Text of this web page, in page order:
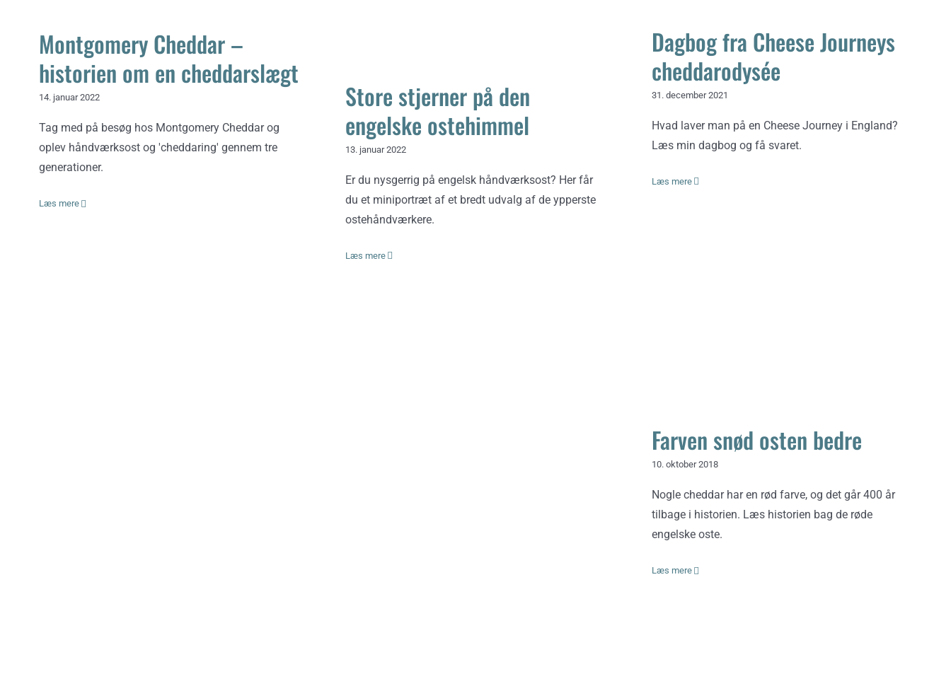
Montgomery Cheddar –
historien om en cheddarslægt
14. januar 2022
Tag med på besøg hos Montgomery Cheddar og
oplev håndværksost og 'cheddaring' gennem tre
generationer.
Læs mere
Store stjerner på den
engelske ostehimmel
13. januar 2022
Er du nysgerrig på engelsk håndværksost? Her får
du et miniportræt af et bredt udvalg af de ypperste
ostehåndværkere.
Læs mere
Dagbog fra Cheese Journeys
cheddarodysée
31. december 2021
Hvad laver man på en Cheese Journey i England?
Læs min dagbog og få svaret.
Læs mere
Farven snød osten bedre
10. oktober 2018
Nogle cheddar har en rød farve, og det går 400 år
tilbage i historien. Læs historien bag de røde
engelske oste.
Læs mere